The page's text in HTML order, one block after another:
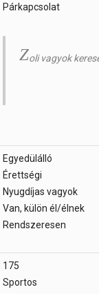
Párkapcsolat
Zoli vagyok
Egyedülálló
Érettségi
Nyugdíjas vagyok
Van, külön él/élnek
Rendszeresen
175
Sportos